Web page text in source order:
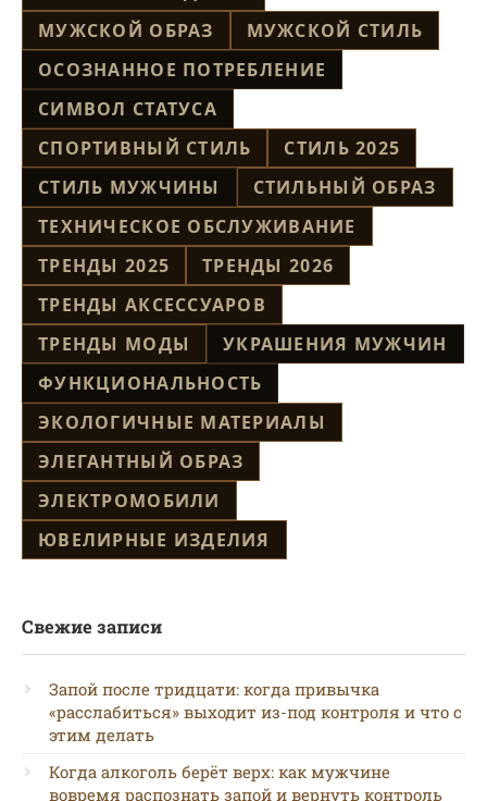
МУЖСКОЙ ОБРАЗ
МУЖСКОЙ СТИЛЬ
ОСОЗНАННОЕ ПОТРЕБЛЕНИЕ
СИМВОЛ СТАТУСА
СПОРТИВНЫЙ СТИЛЬ
СТИЛЬ 2025
СТИЛЬ МУЖЧИНЫ
СТИЛЬНЫЙ ОБРАЗ
ТЕХНИЧЕСКОЕ ОБСЛУЖИВАНИЕ
ТРЕНДЫ 2025
ТРЕНДЫ 2026
ТРЕНДЫ АКСЕССУАРОВ
ТРЕНДЫ МОДЫ
УКРАШЕНИЯ МУЖЧИН
ФУНКЦИОНАЛЬНОСТЬ
ЭКОЛОГИЧНЫЕ МАТЕРИАЛЫ
ЭЛЕГАНТНЫЙ ОБРАЗ
ЭЛЕКТРОМОБИЛИ
ЮВЕЛИРНЫЕ ИЗДЕЛИЯ
Свежие записи
Запой после тридцати: когда привычка
«расслабиться» выходит из-под контроля и что с
этим делать
Когда алкоголь берёт верх: как мужчине
вовремя распознать запой и вернуть контроль